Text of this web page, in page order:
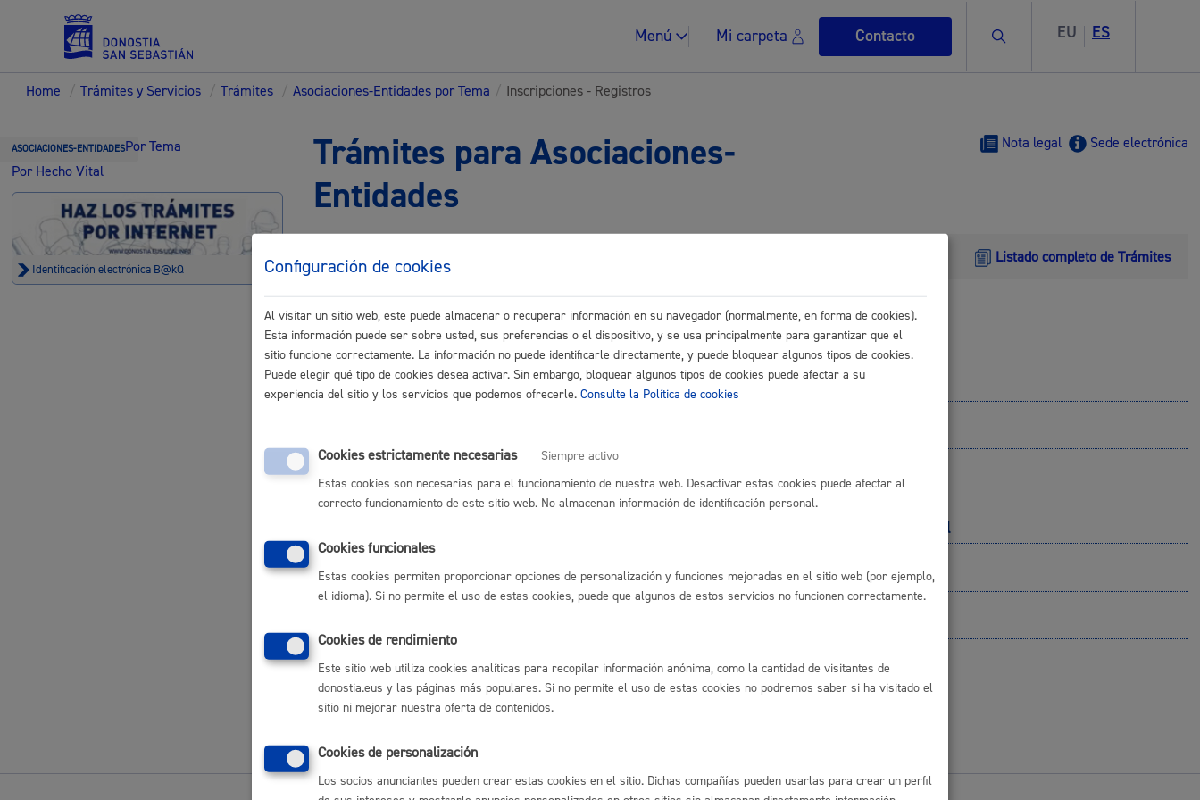
Menú Mi carpeta Contacto Buscar EU ES
Servicios
Padrón y asuntos personales
Vivienda y urbanismo
Seguridad ciudadana y emergencias
Salud Pública, animales y consumo
Home / Trámites y Servicios / Trámites / Asociaciones-Entidades por Tema / Inscripciones - Registros
ASOCIACIONES-ENTIDADESPor Tema
Por Hecho Vital
Identificación electrónica B@kQ
Trámites para Asociaciones-
Entidades
Sede electrónica
Nota legal
Listado completo de Trámites
Inscripciones - Registros
Actividades relacionadas con Consumo y Medio Ambiente
Actividades relacionadas con Educación y Juventud
Actividades relacionadas con Igualdad, Cooperación, Derechos Humanos y Diversidad Cultural
Actividades relacionadas con la Escuela de Música y Danza
Volver al índice Volver atrás
Configuración de cookies
Al visitar un sitio web, este puede almacenar o recuperar información en su navegador (normalmente, en forma de cookies).
Esta información puede ser sobre usted, sus preferencias o el dispositivo, y se usa principalmente para garantizar que el
sitio funcione correctamente. La información no puede identificarle directamente, y puede bloquear algunos tipos de cookies.
Puede elegir qué tipo de cookies desea activar. Sin embargo, bloquear algunos tipos de cookies puede afectar a su
experiencia del sitio y los servicios que podemos ofrecerle. Consulte la Política de cookies
Cookies estrictamente necesarias
Siempre activo
Estas cookies son necesarias para el funcionamiento de nuestra web. Desactivar estas cookies puede afectar al
correcto funcionamiento de este sitio web. No almacenan información de identificación personal.
Cookies funcionales
Estas cookies permiten proporcionar opciones de personalización y funciones mejoradas en el sitio web (por ejemplo,
el idioma). Si no permite el uso de estas cookies, puede que algunos de estos servicios no funcionen correctamente.
Cookies de rendimiento
Este sitio web utiliza cookies analíticas para recopilar información anónima, como la cantidad de visitantes de
donostia.eus y las páginas más populares. Si no permite el uso de estas cookies no podremos saber si ha visitado el
sitio ni mejorar nuestra oferta de contenidos.
Cookies de personalización
Los socios anunciantes pueden crear estas cookies en el sitio. Dichas compañías pueden usarlas para crear un perfil